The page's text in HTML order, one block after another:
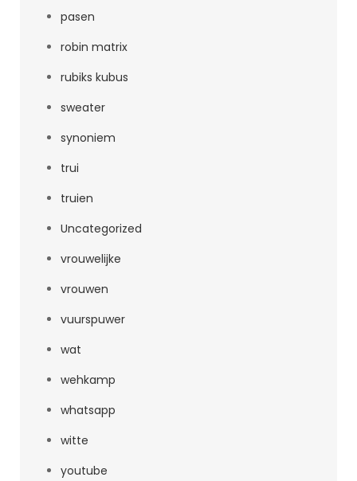
pasen
robin matrix
rubiks kubus
sweater
synoniem
trui
truien
Uncategorized
vrouwelijke
vrouwen
vuurspuwer
wat
wehkamp
whatsapp
witte
youtube